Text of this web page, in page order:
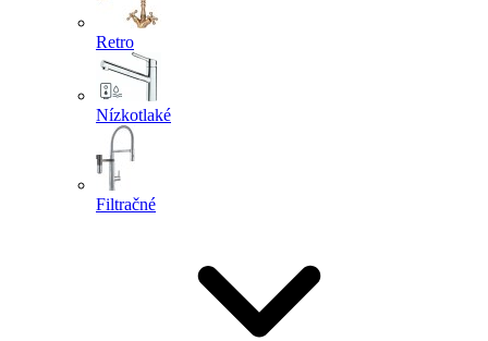
Retro
Nízkotlaké
Filtračné